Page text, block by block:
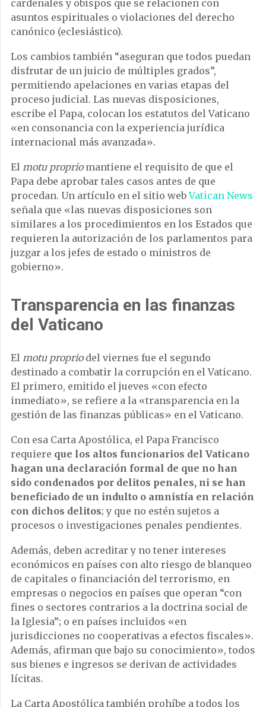
cardenales y obispos que se relacionen con
asuntos espirituales o violaciones del derecho
canónico (eclesiástico).
Los cambios también “aseguran que todos puedan
disfrutar de un juicio de múltiples grados”,
permitiendo apelaciones en varias etapas del
proceso judicial. Las nuevas disposiciones,
escribe el Papa, colocan los estatutos del Vaticano
«en consonancia con la experiencia jurídica
internacional más avanzada».
El motu propriomantiene el requisito de que el
Papa debe aprobar tales casos antes de que
procedan. Un artículo en el sitio webVatican News
señala que «las nuevas disposiciones son
similares a los procedimientos en los Estados que
requieren la autorización de los parlamentos para
juzgar a los jefes de estado o ministros de
gobierno».
Transparencia en las finanzas
del Vaticano
El motu propriodel viernes fue el segundo
destinado a combatir la corrupción en el Vaticano.
El primero, emitido el jueves «con efecto
inmediato», se refiere a la «transparencia en la
gestión de las finanzas públicas» en el Vaticano.
Con esa Carta Apostólica, el Papa Francisco
requiere que los altos funcionarios del Vaticano
hagan una declaración formal de que no han
sido condenados por delitos penales, ni se han
beneficiado de un indulto o amnistía en relación
con dichos delitos; y que no estén sujetos a
procesos o investigaciones penales pendientes.
Además, deben acreditar y no tener intereses
económicos en países con alto riesgo de blanqueo
de capitales o financiación del terrorismo, en
empresas o negocios en países que operan “con
fines o sectores contrarios a la doctrina social de
la Iglesia”; o en países incluidos «en
jurisdicciones no cooperativas a efectos fiscales».
Además, afirman que bajo su conocimiento», todos
sus bienes e ingresos se derivan de actividades
lícitas.
La Carta Apostólica también prohíbe a todos los